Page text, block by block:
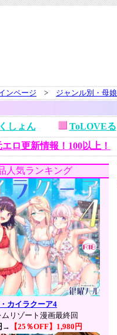
ンページ > ジャンル別・母娘
しょん ToLOVEる
ロ更新情報！100以上！